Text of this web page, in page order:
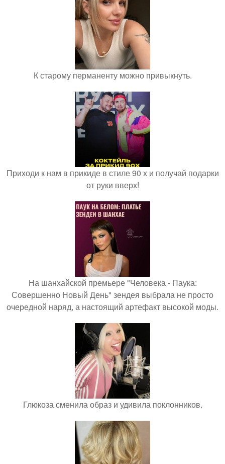
К старому перманенту можно привыкнуть.
Приходи к нам в прикиде в стиле 90 х и получай подарки
от руки вверх!
На шанхайской премьере "Человека - Паука:
Совершенно Новый День" зендея выбрала не просто
очередной наряд, а настоящий артефакт высокой моды.
Глюкоза сменила образ и удивила поклонников.